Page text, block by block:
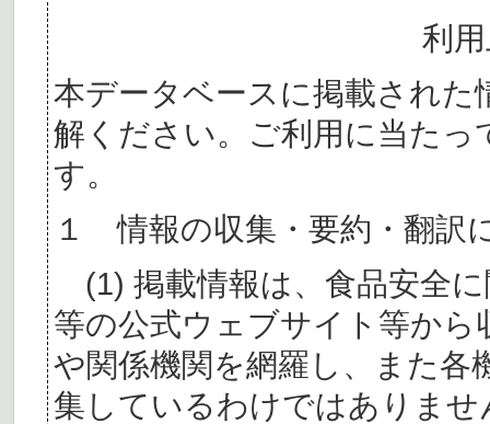
利
本データベースに掲載された
解ください。ご利用に当た
す。
１ 情報の収集・要約・翻訳
(1) 掲載情報は、食品安全
等の公式ウェブサイト等か
や関係機関を網羅し、また各
集しているわけではありませ